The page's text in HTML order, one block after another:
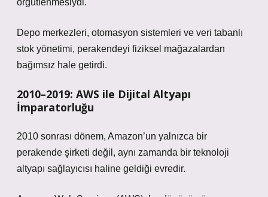
örgütlenmesiydi.
Depo merkezleri, otomasyon sistemleri ve veri tabanlı
stok yönetimi, perakendeyi fiziksel mağazalardan
bağımsız hale getirdi.
2010–2019: AWS ile Dijital Altyapı
İmparatorluğu
2010 sonrası dönem, Amazon’un yalnızca bir
perakende şirketi değil, aynı zamanda bir teknoloji
altyapı sağlayıcısı haline geldiği evredir.